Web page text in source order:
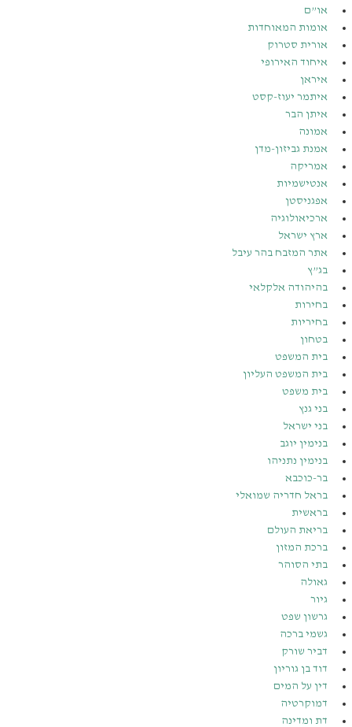
או”ם
אומות המאוחדות
אורית סטרוק
איחוד האירופי
איראן
איתמר יעוז-קסט
איתן הבר
אמונה
אמנת גביזון-מדן
אמריקה
אנטישמיות
אפגניסטן
ארכיאולוגיה
ארץ ישראל
אתר המזבח בהר עיבל
בג”ץ
בהיהודה אלקלאי
בחירות
בחיריות
בטחון
בית המשפט
בית המשפט העליון
בית משפט
בני גנץ
בני ישראל
בנימין יוגב
בנימין נתניהו
בר-כוכבא
בראל חדריה שמואלי
בראשית
בריאת העולם
ברכת המזון
בתי הסוהר
גאולה
גיור
גרשון שפט
גשמי ברכה
דביר שורק
דוד בן גוריון
דין על המים
דמוקרטיה
דת ומדינה